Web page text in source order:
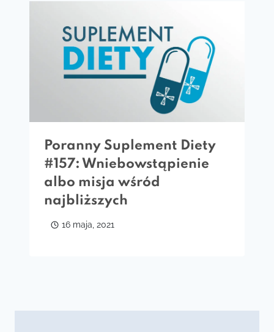
Poranny Suplement Diety
#157: Wniebowstąpienie
albo misja wśród
najbliższych
16 maja, 2021